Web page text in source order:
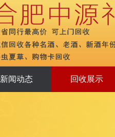
新闻动态 回收展示